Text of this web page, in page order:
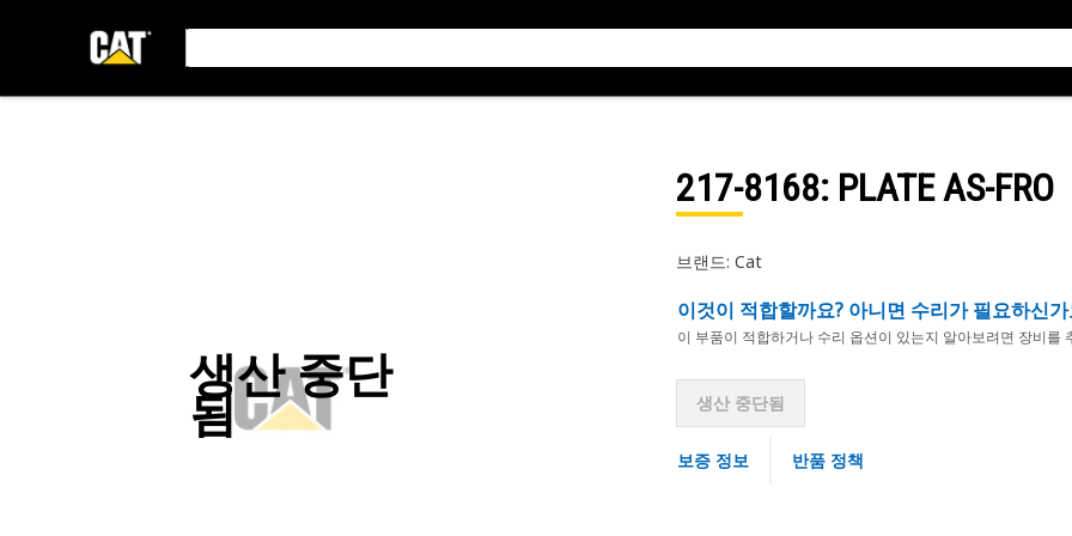
생산 중단
됨
217-8168: PLATE AS-FRO
브랜드: Cat
이것이 적합할까요? 아니면 수리가 필요하신가
이 부품이 적합하거나 수리 옵션이 있는지 알아보려면 장비를
생산 중단됨
보증 정보 반품 정책